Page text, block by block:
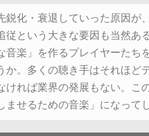
化・衰退していった原因が
という大きな要因も当然あ
音楽」を作るプレイヤーたち
。多くの聴き手はそれほど
れば業界の発展もない。こ
せるための音楽」になって